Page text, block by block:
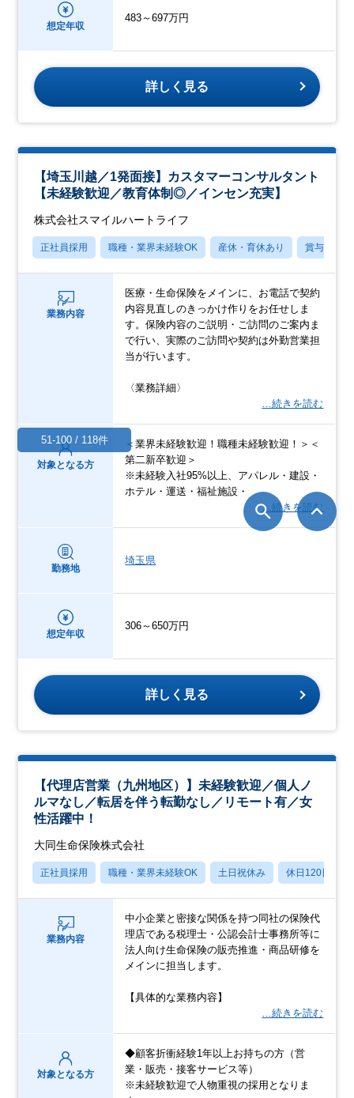
想定年収
483～697万円
詳しく見る
【埼玉川越／1発面接】カスタマーコンサルタント
【未経験歓迎／教育体制◎／インセン充実】
株式会社スマイルハートライフ
正社員採用 職種・業界未経験OK 産休・育休あり 賞与あり
業務内容
医療・生命保険をメインに、お電話で契約
内容見直しのきっかけ作りをお任せしま
す。保険内容のご説明・ご訪問のご案内ま
で行い、実際のご訪問や契約は外勤営業担
当が行います。
〈業務詳細〉
…続きを読む
対象となる方
＜業界未経験歓迎！職種未経験歓迎！＞＜
第二新卒歓迎＞
※未経験入社95%以上、アパレル・建設・
ホテル・運送・福祉施設・
…続きを読む
勤務地
埼玉県
想定年収
306～650万円
詳しく見る
【代理店営業（九州地区）】未経験歓迎／個人ノ
ルマなし／転居を伴う転勤なし／リモート有／女
性活躍中！
大同生命保険株式会社
正社員採用 職種・業界未経験OK 土日祝休み 休日120日以上
業務内容
中小企業と密接な関係を持つ同社の保険代
理店である税理士・公認会計士事務所等に
法人向け生命保険の販売推進・商品研修を
メインに担当します。
【具体的な業務内容】
…続きを読む
対象となる方
◆顧客折衝経験1年以上お持ちの方（営
業・販売・接客サービス等）
※未経験歓迎で人物重視の採用となりま
51-100 / 118件